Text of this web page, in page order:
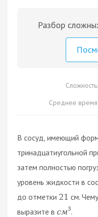
Разбор
Сложность:
Среднее
В сосуд, имеющий
тринадцатиугольной
затем полностью
уровень жидкости в
до отметки 21 см.
выразите в см3.